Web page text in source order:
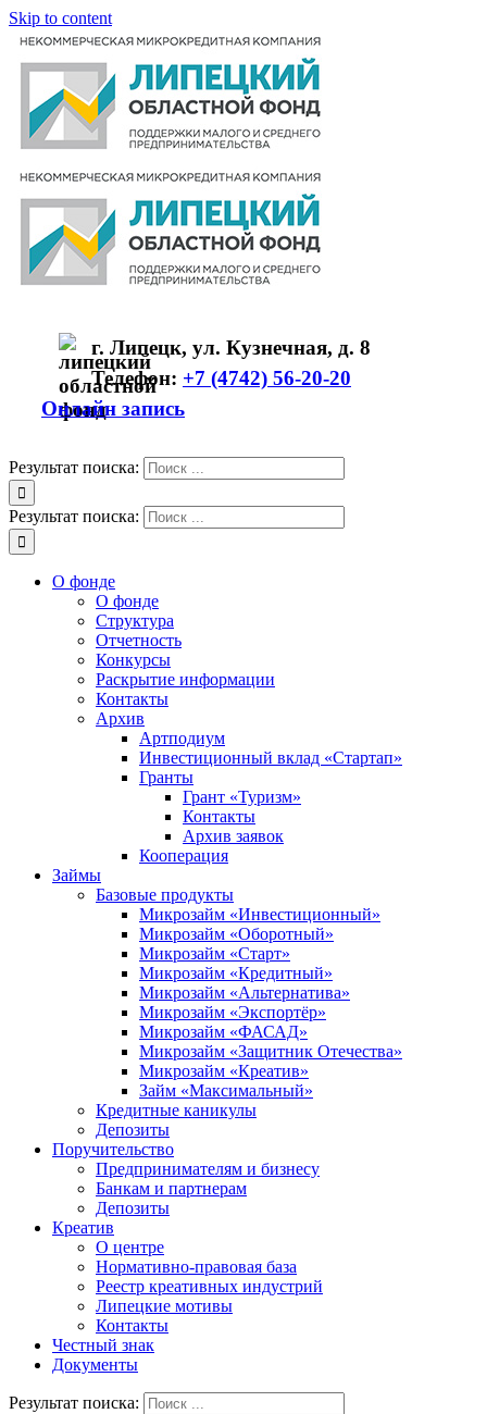
Skip to content
г. Липецк, ул. Кузнечная, д. 8
Телефон: +7 (4742) 56-20-20
Онлайн запись
Результат поиска:
Результат поиска:
О фонде
О фонде
Структура
Отчетность
Конкурсы
Раскрытие информации
Контакты
Архив
Артподиум
Инвестиционный вклад «Стартап»
Гранты
Грант «Туризм»
Контакты
Архив заявок
Кооперация
Займы
Базовые продукты
Микрозайм «Инвестиционный»
Микрозайм «Оборотный»
Микрозайм «Старт»
Микрозайм «Кредитный»
Микрозайм «Альтернатива»
Микрозайм «Экспортёр»
Микрозайм «ФАСАД»
Микрозайм «Защитник Отечества»
Микрозайм «Креатив»
Займ «Максимальный»
Кредитные каникулы
Депозиты
Поручительство
Предпринимателям и бизнесу
Банкам и партнерам
Депозиты
Креатив
О центре
Нормативно-правовая база
Реестр креативных индустрий
Липецкие мотивы
Контакты
Честный знак
Документы
Результат поиска: